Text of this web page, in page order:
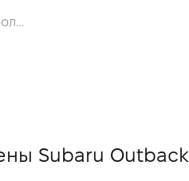
с. Софиевская Борщаговка, ул. Большая Окружная, 60 А
Subaru